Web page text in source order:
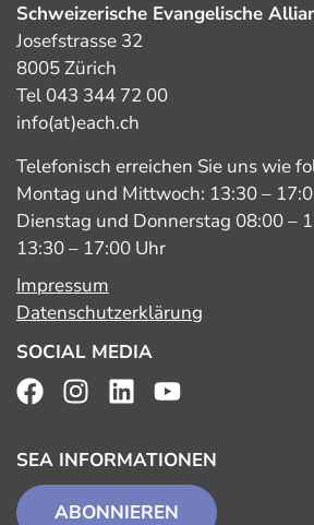
Schweizerische Evangelische
Josefstrasse 32
8005 Zürich
Tel 043 344 72 00
info(at)each.ch
Telefonisch erreichen Sie uns wie
Montag und Mittwoch: 13:30 –
Dienstag und Donnerstag 08:00 –
13:30 – 17:00 Uhr
Impressum
Datenschutzerklärung
SOCIAL MEDIA
SEA INFORMATIONEN
ABONNIEREN